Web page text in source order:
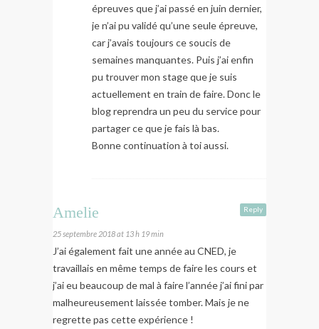
épreuves que j’ai passé en juin dernier,
je n’ai pu validé qu’une seule épreuve,
car j’avais toujours ce soucis de
semaines manquantes. Puis j’ai enfin
pu trouver mon stage que je suis
actuellement en train de faire. Donc le
blog reprendra un peu du service pour
partager ce que je fais là bas.
Bonne continuation à toi aussi.
Reply
Amelie
25 septembre 2018 at 13 h 19 min
J’ai également fait une année au CNED, je
travaillais en même temps de faire les cours et
j’ai eu beaucoup de mal à faire l’année j’ai fini par
malheureusement laissée tomber. Mais je ne
regrette pas cette expérience !